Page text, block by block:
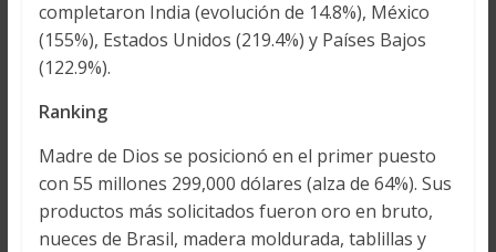
completaron India (evolución de 14.8%), México
(155%), Estados Unidos (219.4%) y Países Bajos
(122.9%).
Ranking
Madre de Dios se posicionó en el primer puesto
con 55 millones 299,000 dólares (alza de 64%). Sus
productos más solicitados fueron oro en bruto,
nueces de Brasil, madera moldurada, tablillas y